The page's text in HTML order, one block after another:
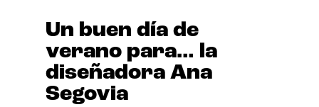
Un buen día de
verano para… la
diseñadora Ana
Segovia